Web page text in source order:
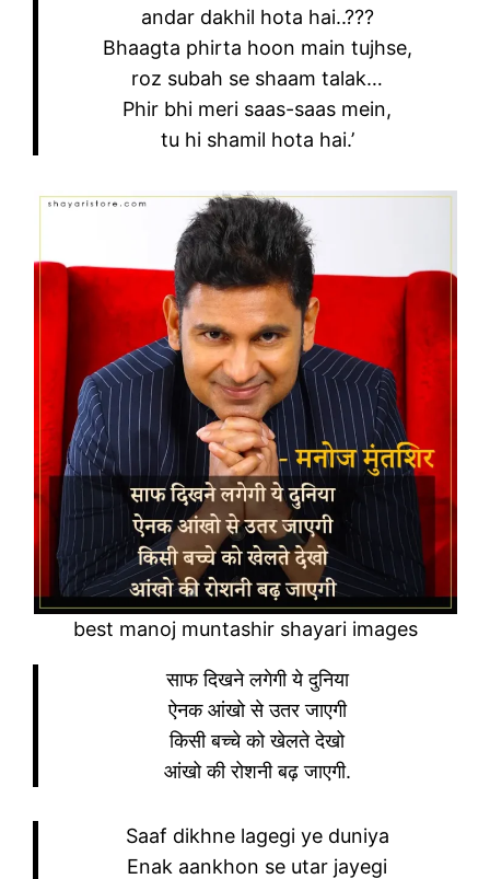
andar dakhil hota hai..???‬
‪Bhaagta phirta hoon main tujhse,
roz subah se shaam talak…‬
‪Phir bhi meri saas-saas mein,
tu hi shamil hota hai.’
best manoj muntashir shayari images
साफ दिखने लगेगी ये दुनिया
ऐनक आंखो से उतर जाएगी
किसी बच्चे को खेलते देखो
आंखो की रोशनी बढ़ जाएगी.
Saaf dikhne lagegi ye duniya
Enak aankhon se utar jayegi